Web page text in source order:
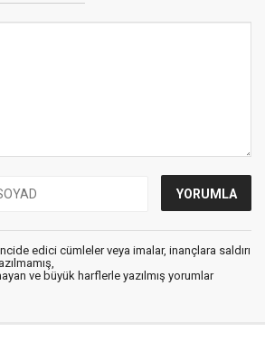
edici cümleler veya imalar, inançlara saldırı
ve büyük harflerle yazılmış yorumlar